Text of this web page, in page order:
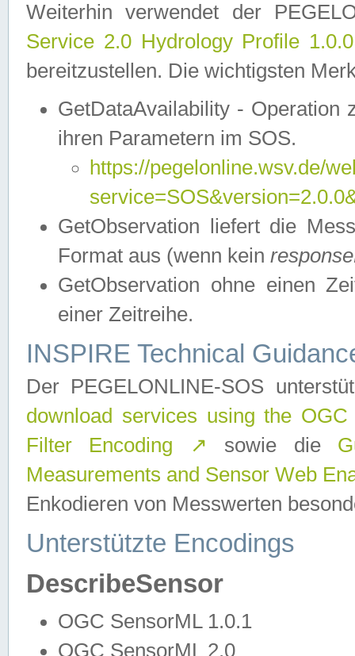
Weiterhin verwendet der
Service 2.0 Hydrology Profile
bereitzustellen. Die wichtigsten
GetDataAvailability - Operation
ihren Parametern im SOS.
https://pegelonline.wsv.de/
GetObservation liefert die
Format aus (wenn kein
GetObservation ohne einen
einer Zeitreihe.
INSPIRE Technical
Der PEGELONLINE-SOS
download services using the
Filter Encoding
↗ sowie die
Measurements and Sensor Web
Enkodieren von Messwerten
Unterstützte Encodings
DescribeSensor
OGC SensorML 1.0.1
OGC SensorML 2.0